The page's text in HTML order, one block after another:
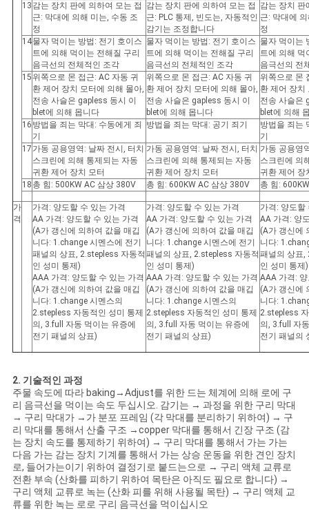
13 감는 장치 판에 의하여 모는 접
근: 막대에 의해 미는, 수동 조
정
감는 장치 판에 의하여 모는 접
근: PLC 통제, 빈도는, 자동적인
감기는 조정합니다
감는 장치 판
근: 막대에
정
14물자 먹이는 방법: 전기 호이스
트에 의해 먹이는 전해질 구리
음극선의 전체적인 조각
물자 먹이는 방법: 전기 호이스
트에 의해 먹이는 전해질 구리
음극선의 전체적인 조각
물자 먹이는
트에 의해 먹
음극선의 전
15 위쪽으로 몬 접근: AC 자동 귀
환 제어 장치 모터에 의해 몰아,
전송 사슬은 gapless 동시 이
blet에 의해 몹니다
위쪽으로 몬 접근: AC 자동 귀
환 제어 장치 모터에 의해 몰아,
전송 사슬은 gapless 동시 이
blet에 의해 몹니다
위쪽으로 몬
환 제어 장치
전송 사슬은
blet에 의해
16 방법을 죄는 막대: 수동에게 죄
기
방법을 죄는 막대: 공기 죄기
방법을 죄는
기
17 가동 공용영역: 날짜 전시, 터치
스크린에 의해 통제되는 자동
귀환 제어 장치 모터
가동 공용영역: 날짜 전시, 터치
스크린에 의해 통제되는 자동
귀환 제어 장치 모터
가동 공용영
스크린에 의
귀환 제어 장
18 총 힘: 500KW AC 삼상 380V 총 힘: 600KW AC 삼상 380V 총 힘:
가
격
가격: 양도할 수 있는 가격
AA 가격: 양도할 수 있는 가격
(A가 갱신에 의하여 값을 매깁
니다: 1.change 시멘스에 전기
패널의 상표, 2.stepless 자동적
인 성미 통제)
AAA 가격: 양도할 수 있는 가격
(A가 갱신에 의하여 값을 매깁
니다: 1.change 시멘스의
2.stepless 자동적인 성미 통제
의, 3.full 자동 먹이는 유증에
전기 패널의 상표)
가격: 양도할 수 있는 가격
AA 가격: 양도할 수 있는 가격
(A가 갱신에 의하여 값을 매깁
니다: 1.change 시멘스에 전기
패널의 상표, 2.stepless 자동적
인 성미 통제)
AAA 가격: 양도할 수 있는 가격
(A가 갱신에 의하여 값을 매깁
니다: 1.change 시멘스의
2.stepless 자동적인 성미 통제
의, 3.full 자동 먹이는 유증에
전기 패널의 상표)
가격: 양도할
AA 가격: 양
(A가 갱신에
니다:
패널의 상표,
인 성미 통제)
AAA 가격:
(A가 갱신에
니다:
2.stepless
의, 3.full 자
전기 패널의
2. 기술적인 과정
주물 속도에 따라 baking→Adjust를 위한 드는 체계에 의해 로에 구
리 음극선을 먹이는 속도 두십시오. 감기는 → 과정을 위한 구리 막대
→ 구리 막대가 →가 분포 프레임 (각 막대를 분리하기 위하여) → 구
리 막대를 통해서 산출 구조 →copper 막대를 통해서 긴장 구조 (감
는 장치 속도를 통제하기 위하여) → 구리 막대를 통해서 가는 가는
다음 가는 감는 장치 기계를 통해서 가는 상승 운동을 위한 견인 장치
로, 들어가는이기 위하여 결정기로 붙드는으로 → 구리 액체 교류로
전환 부속 (산화를 피하기 위하여 목탄은 아직도 필요로 합니다) →
구리 액체 교류로 녹는 (산화 피를 위해 사용될 목탄) → 구리 액체 교
류를 위한 녹는 로로 구리 음극선을 먹이십시오